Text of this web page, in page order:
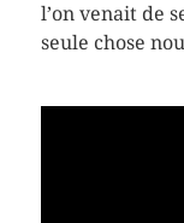
l’on venait de
seule chose